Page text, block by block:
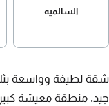
السالميه
شقة لطيفة وواسعة
جيد. منطقة معيشة